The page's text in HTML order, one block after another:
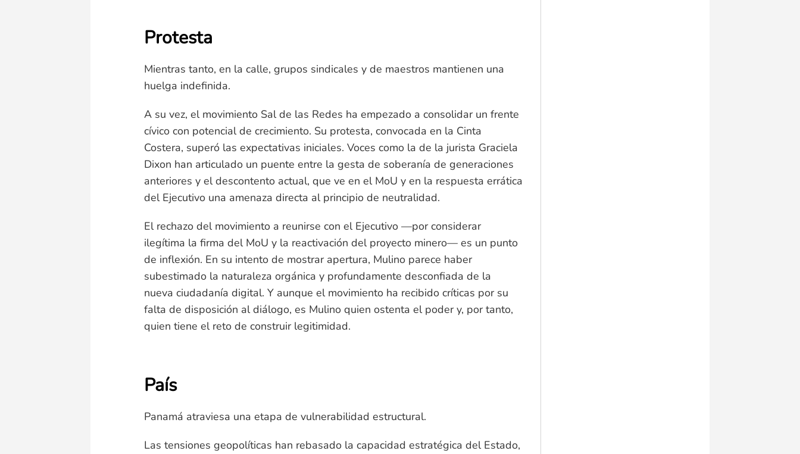
Protesta
Mientras tanto, en la calle, grupos sindicales y de maestros mantienen una
huelga indefinida.
A su vez, el movimiento Sal de las Redes ha empezado a consolidar un frente
cívico con potencial de crecimiento. Su protesta, convocada en la Cinta
Costera, superó las expectativas iniciales. Voces como la de la jurista Graciela
Dixon han articulado un puente entre la gesta de soberanía de generaciones
anteriores y el descontento actual, que ve en el MoU y en la respuesta errática
del Ejecutivo una amenaza directa al principio de neutralidad.
El rechazo del movimiento a reunirse con el Ejecutivo —por considerar
ilegítima la firma del MoU y la reactivación del proyecto minero— es un punto
de inflexión. En su intento de mostrar apertura, Mulino parece haber
subestimado la naturaleza orgánica y profundamente desconfiada de la
nueva ciudadanía digital. Y aunque el movimiento ha recibido críticas por su
falta de disposición al diálogo, es Mulino quien ostenta el poder y, por tanto,
quien tiene el reto de construir legitimidad.
País
Panamá atraviesa una etapa de vulnerabilidad estructural.
Las tensiones geopolíticas han rebasado la capacidad estratégica del Estado,